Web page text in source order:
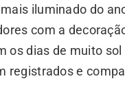
iluminado do
com a
os dias de muito
registrados e